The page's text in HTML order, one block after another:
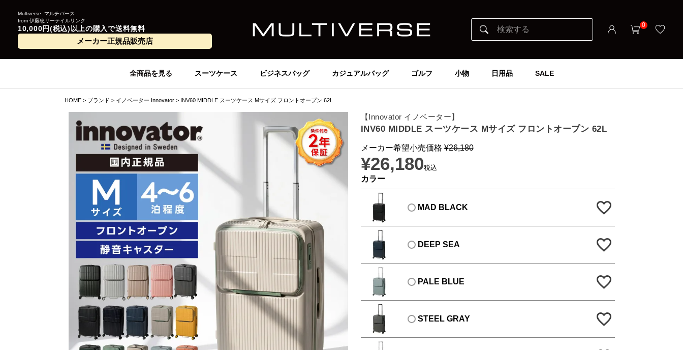
Multiverse -マルチバース-
from 伊藤忠リーテイルリンク
10,000円(税込)以上の購入で送料無料
メーカー正規品販売店
0
全商品を見る スーツケース ビジネスバッグ カジュアルバッグ ゴルフ 小物 日用品 SALE
HOME ブランド イノベーター Innovator INV60 MIDDLE スーツケース Mサイズ フロントオープン 62L
【Innovator イノベーター】
INV60 MIDDLE スーツケース Mサイズ フロントオープン 62L
メーカー希望小売価格 ¥26,180
¥26,180税込
カラー
MAD BLACK
DEEP SEA
PALE BLUE
STEEL GRAY